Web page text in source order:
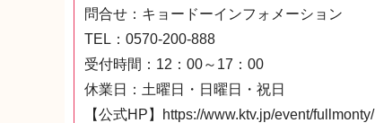
問合せ：キョードーインフォメーション
TEL：0570-200-888
受付時間：12：00～17：00
休業日：土曜日・日曜日・祝日
【公式HP】https://www.ktv.jp/event/fullmonty/